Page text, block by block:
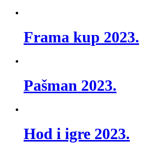
Frama kup 2023.
Pašman 2023.
Hod i igre 2023.